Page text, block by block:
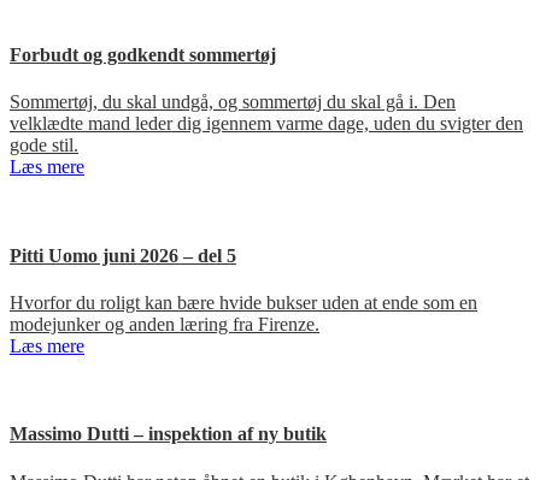
Forbudt og godkendt sommertøj
Sommertøj, du skal undgå, og sommertøj du skal gå i. Den
velklædte mand leder dig igennem varme dage, uden du svigter den
gode stil.
Læs mere
Pitti Uomo juni 2026 – del 5
Hvorfor du roligt kan bære hvide bukser uden at ende som en
modejunker og anden læring fra Firenze.
Læs mere
Massimo Dutti – inspektion af ny butik